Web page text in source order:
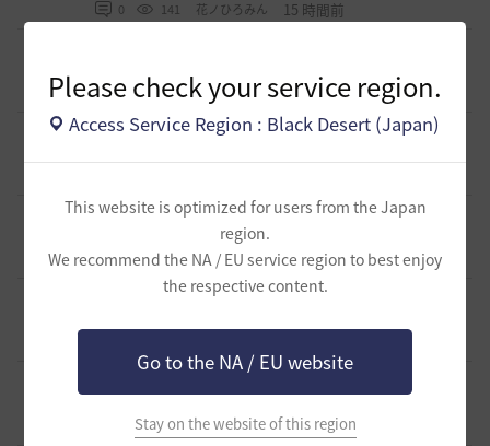
Please check your service region.
Access Service Region : Black Desert (Japan)
This website is optimized for users from the Japan
region.
We recommend the NA / EU service region to best enjoy
the respective content.
Go to the NA / EU website
Stay on the website of this region
0 141 花ノひろみん 15 時間前
0 130 xマキナx-日本 15 時間前
[意見掲示板]太古装備に関する公式説明と意見掲示板への対
[ファンアート & 創作]内容ないびみょマンガ その45 転生し
たら黒い砂漠だった件
1 123 きゅんきゅん-日本 20 時間前
[ギルド募集]【🍀もんぶらん喫茶🍀】新規復帰者大歓迎！ま
メンバー募集中！
184 えにぐま 22 時間前